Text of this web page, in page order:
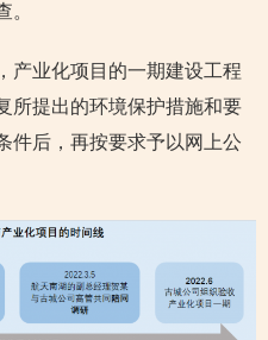
。
产业化项目的一期建设工程
所提出的环境保护措施和要
件后，再按要求予以网上公